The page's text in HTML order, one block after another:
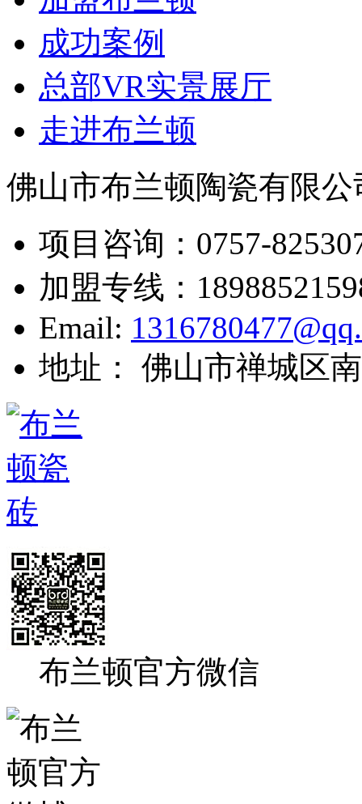
成功案例
总部VR实景展厅
走进布兰顿
佛山市布兰顿陶瓷有限公
项目咨询： 0757-
加盟专线：
Email:
地址： 佛山市禅城区
布兰顿官方微信